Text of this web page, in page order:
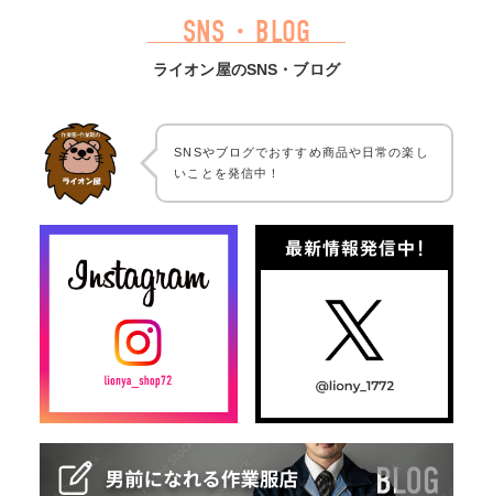
SNS・BLOG
ライオン屋のSNS・ブログ
SNSやブログでおすすめ商品や日常の楽し
いことを発信中！